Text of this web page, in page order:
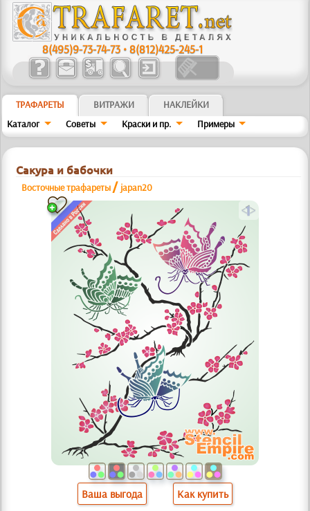
8(495)9-73-74-73 •8(812)425-245-1
ТРАФАРЕТЫ ВИТРАЖИ
НАКЛЕЙКИ
Каталог
Советы Краски и пр. Примеры
Сакура и бабочки
Восточные трафареты / japan20
a
Ваша выгода Как купить